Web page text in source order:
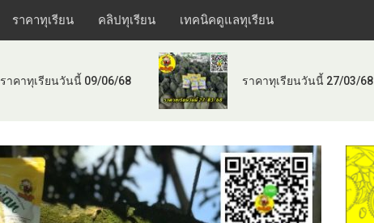
ราคาทุเรียน คลิปทุเรียน เทคนิคดูแลทุเรียน
ราคาทุเรียนวันนี้ 09/06/68 ราคาทุเรียนวันนี้ 27/03/68